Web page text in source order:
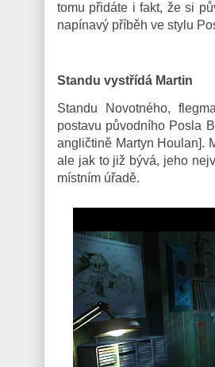
tomu přidáte i fakt, že si
napínavý příběh ve stylu
Standu vystřídá Martin
Standu Novotného,
postavu původního Posla
angličtině Martyn Houlan].
ale jak to již bývá, jeho
místním úřadě.